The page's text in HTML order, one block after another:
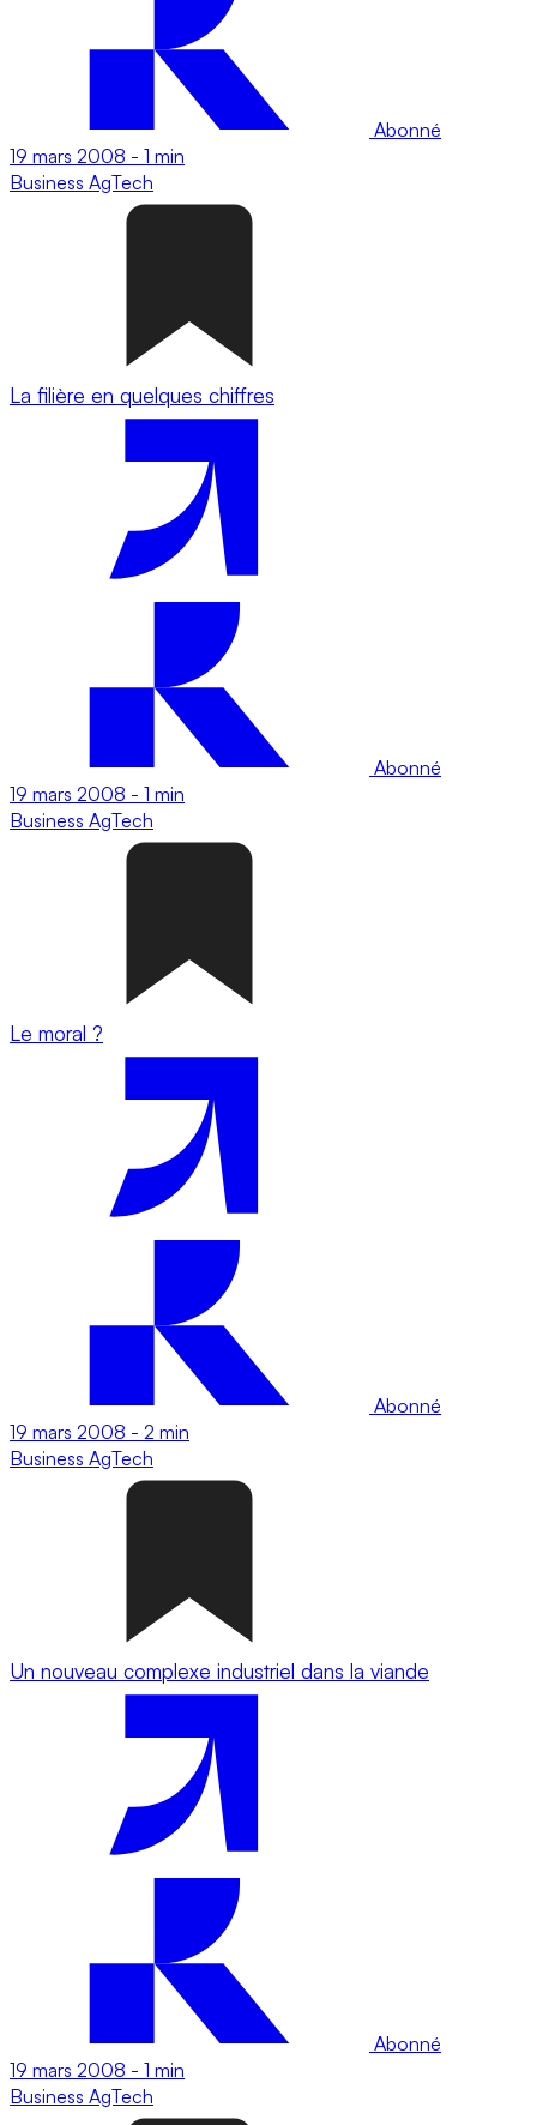
Abonné
19 mars 2008 - 1 min
Business AgTech
La filière en quelques chiffres
Abonné
19 mars 2008 - 1 min
Business AgTech
Le moral ?
Abonné
19 mars 2008 - 2 min
Business AgTech
Un nouveau complexe industriel dans la viande
Abonné
19 mars 2008 - 1 min
Business AgTech